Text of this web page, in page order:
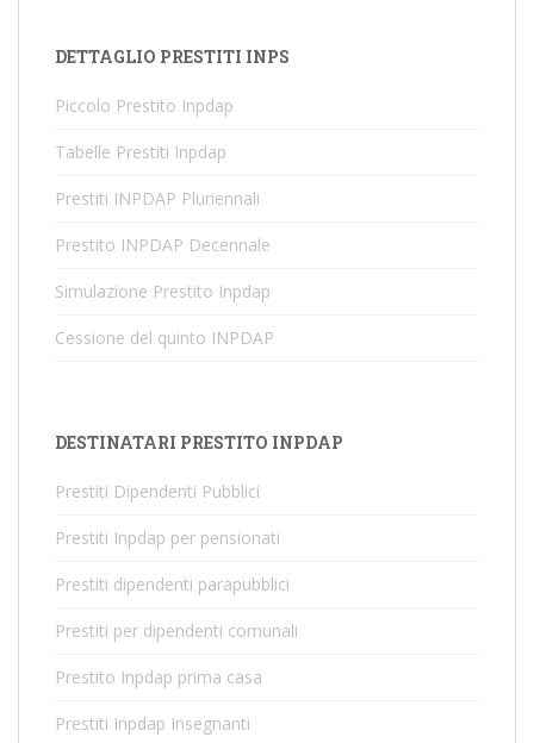
DETTAGLIO PRESTITI INPS
Piccolo Prestito Inpdap
Tabelle Prestiti Inpdap
Prestiti INPDAP Pluriennali
Prestito INPDAP Decennale
Simulazione Prestito Inpdap
Cessione del quinto INPDAP
DESTINATARI PRESTITO INPDAP
Prestiti Dipendenti Pubblici
Prestiti Inpdap per pensionati
Prestiti dipendenti parapubblici
Prestiti per dipendenti comunali
Prestito Inpdap prima casa
Prestiti Inpdap Insegnanti